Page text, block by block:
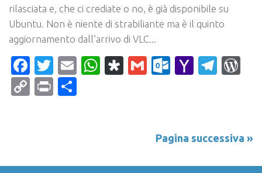
rilasciata e, che ci crediate o no, è già disponibile su
Ubuntu. Non è niente di strabiliante ma è il quinto
aggiornamento dall’arrivo di VLC...
Facebook
Twitter
EmailWhatsApp
Diaspora
Gmail Yahoo
CopyPrint
Pagina successiva »